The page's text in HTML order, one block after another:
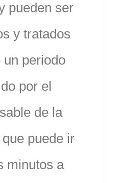
pueden ser
y tratados
un periodo
por el
de la
puede ir
minutos a